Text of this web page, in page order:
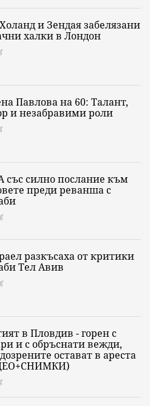
и Зендая забелязани
халки в Лондон
Павлова на 60: Талант,
и незабравими роли
със силно послание към
преди реванша с
разкъсаха от критики
Тел Авив
в Пловдив - горен с
и с обръснати вежди,
остават в ареста